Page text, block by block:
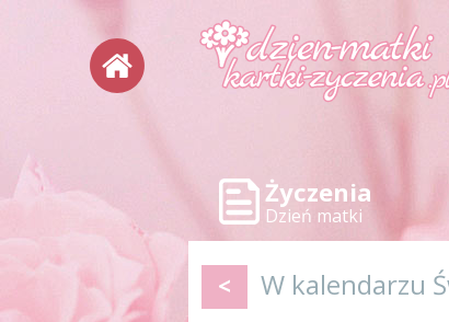
Życzenia
Dzień matki
<
W kalendarzu